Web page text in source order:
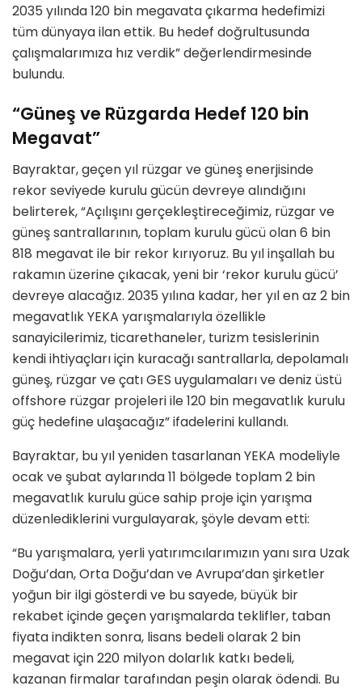
2035 yılında 120 bin megavata çıkarma hedefimizi
tüm dünyaya ilan ettik. Bu hedef doğrultusunda
çalışmalarımıza hız verdik” değerlendirmesinde
bulundu.
“Güneş ve Rüzgarda Hedef 120 bin
Megavat”
Bayraktar, geçen yıl rüzgar ve güneş enerjisinde
rekor seviyede kurulu gücün devreye alındığını
belirterek, “Açılışını gerçekleştireceğimiz, rüzgar ve
güneş santrallarının, toplam kurulu gücü olan 6 bin
818 megavat ile bir rekor kırıyoruz. Bu yıl inşallah bu
rakamın üzerine çıkacak, yeni bir ‘rekor kurulu gücü’
devreye alacağız. 2035 yılına kadar, her yıl en az 2 bin
megavatlık YEKA yarışmalarıyla özellikle
sanayicilerimiz, ticarethaneler, turizm tesislerinin
kendi ihtiyaçları için kuracağı santrallarla, depolamalı
güneş, rüzgar ve çatı GES uygulamaları ve deniz üstü
offshore rüzgar projeleri ile 120 bin megavatlık kurulu
güç hedefine ulaşacağız” ifadelerini kullandı.
Bayraktar, bu yıl yeniden tasarlanan YEKA modeliyle
ocak ve şubat aylarında 11 bölgede toplam 2 bin
megavatlık kurulu güce sahip proje için yarışma
düzenlediklerini vurgulayarak, şöyle devam etti:
“Bu yarışmalara, yerli yatırımcılarımızın yanı sıra Uzak
Doğu’dan, Orta Doğu’dan ve Avrupa’dan şirketler
yoğun bir ilgi gösterdi ve bu sayede, büyük bir
rekabet içinde geçen yarışmalarda teklifler, taban
fiyata indikten sonra, lisans bedeli olarak 2 bin
megavat için 220 milyon dolarlık katkı bedeli,
kazanan firmalar tarafından peşin olarak ödendi. Bu